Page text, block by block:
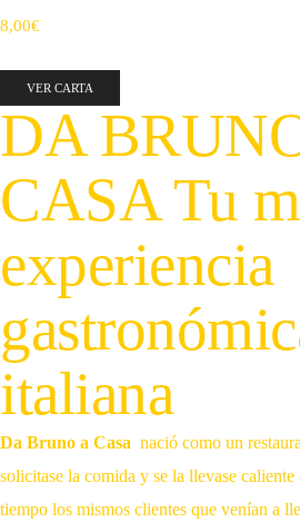
8,00€
VER CARTA
DA
CASATu
experiencia
italiana
Da Bruno a Casa nació como un
solicitase la comida y se la llevase
tiempo los mismos clientes que venían a